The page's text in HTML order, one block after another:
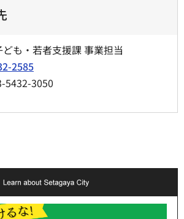
も・若者支援課 事業担当
2585
5432-3050